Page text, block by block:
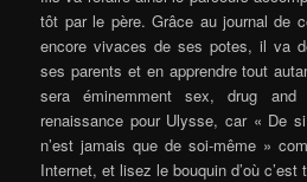
tôt par le père. Grâce au journal de
encore vivaces de ses potes, il va
ses parents et en apprendre tout
sera éminemment sex, drug and
renaissance pour Ulysse, car « De
n’est jamais que de soi-même »
Internet, et lisez le bouquin d’où c’est